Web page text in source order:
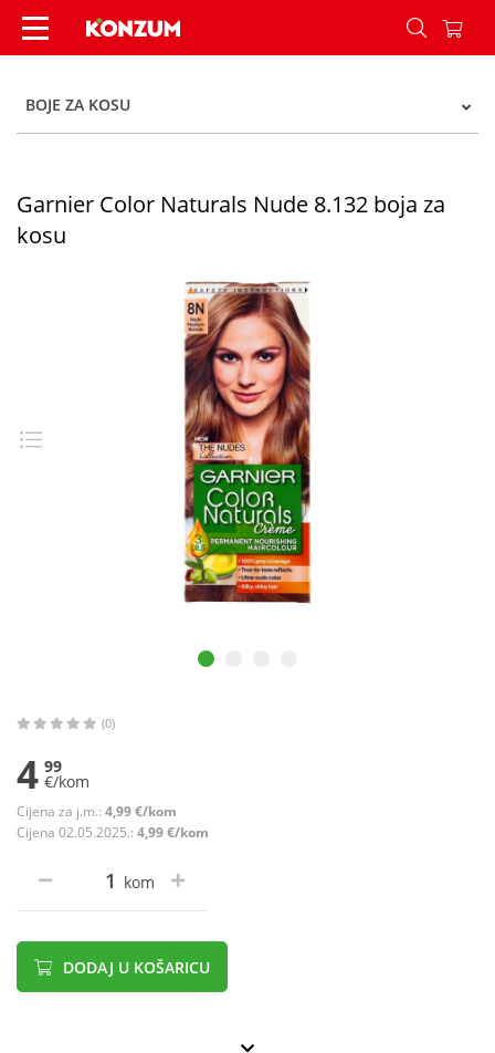
Garnier Color Naturals Nude 8.132 boja za kosu
BOJE ZA KOSU
Garnier Color Naturals Nude 8.132 boja za
kosu
(0)
4 99
€/kom
Cijena za j.m.: 4,99 €/kom
Cijena 02.05.2025.: 4,99 €/kom
kom
DODAJ U KOŠARICU